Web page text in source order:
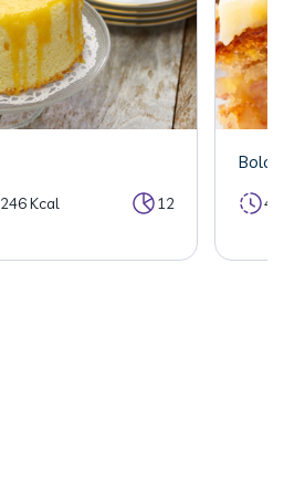
246 Kcal 12
Bolo